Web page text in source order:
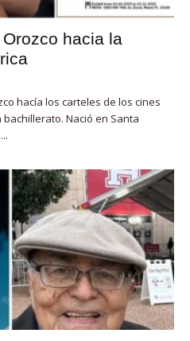
hacia la
hacía los carteles de los cines
Nació en Santa